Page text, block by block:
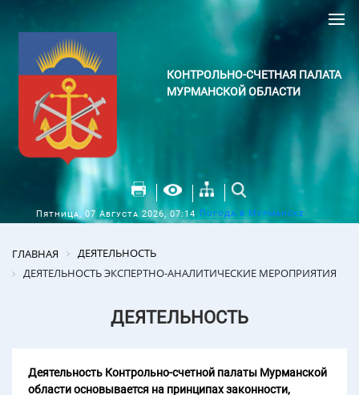
КОНТРОЛЬНО-СЧЕТНАЯ ПАЛАТА
МУРМАНСКОЙ ОБЛАСТИ
Пятница, 07 Августа 2026, 07:14 Погода в Мурманске
ГЛАВНАЯ
ДЕЯТЕЛЬНОСТЬ
ДЕЯТЕЛЬНОСТЬ ЭКСПЕРТНО-АНАЛИТИЧЕСКИЕ МЕРОПРИЯТИЯ
ДЕЯТЕЛЬНОСТЬ
Деятельность Контрольно-счетной палаты Мурманской
области основывается на принципах законности,